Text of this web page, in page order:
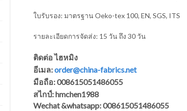
ใบรับรอง: มาตรฐาน Oeko-tex 100, EN, SGS, ITS
รายละเอียดการจัดส่ง: 15 วัน ถึง 30 วัน
ติดต่อ ไฮหมิง
อีเมล:order@china-fabrics.net
มือถือ: 008615051486055
สไกป์: hmchen1988
Wechat &whatsapp: 008615051486055